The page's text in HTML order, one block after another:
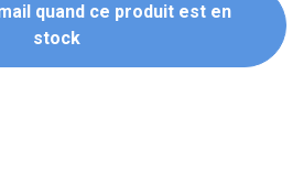
quand ce produit est en
stock